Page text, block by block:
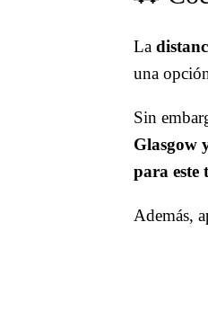
La
una
Sin
Glasgow
para este
Además,